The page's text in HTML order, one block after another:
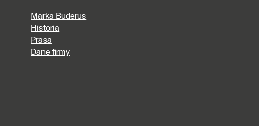
Marka Buderus
Historia
Prasa
Dane firmy